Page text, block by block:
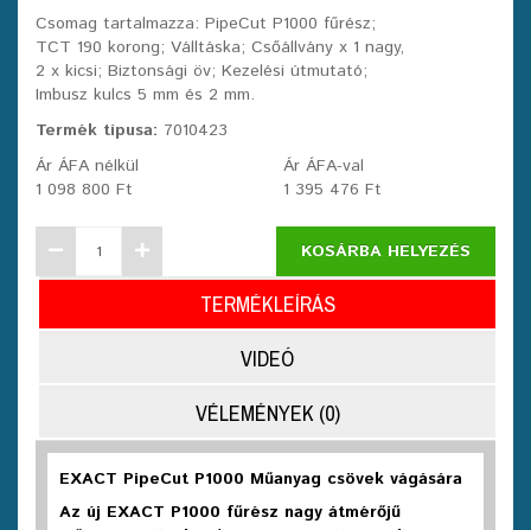
Csomag tartalmazza: PipeCut P1000 fűrész;
TCT 190 korong; Válltáska; Csőállvány x 1 nagy,
2 x kicsi; Biztonsági öv; Kezelési útmutató;
Imbusz kulcs 5 mm és 2 mm.
Termék típusa: 7010423
Ár ÁFA nélkül
1 098 800 Ft
Ár ÁFA-val
1 395 476 Ft
KOSÁRBA HELYEZÉS
TERMÉKLEÍRÁS
VIDEÓ
VÉLEMÉNYEK (0)
EXACT PipeCut P1000 Műanyag csövek vágására
Az új EXACT P1000 fűrész nagy átmérőjű